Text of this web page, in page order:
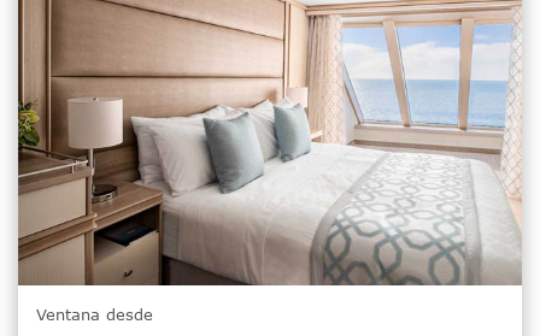
Ventana desde